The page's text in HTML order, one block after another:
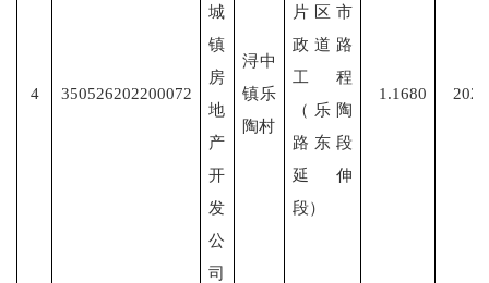
4 350526202200072
城
镇
房
地
产
开
发
公
司
浔中
镇乐
陶村
片区市
政道路
工程
（乐陶
路东段
延伸
段）
1.1680